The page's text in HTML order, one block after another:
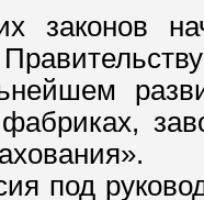
законов
под